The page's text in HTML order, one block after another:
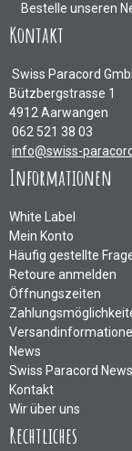
Bestelle unseren
Kontakt
Swiss Paracord
Bützbergstrasse 1
4912 Aarwangen
062 521 38 03
info@swiss-
Informationen
White Label
Mein Konto
Häufig gestellte
Retoure anmelden
Öffnungszeiten
News
Swiss Paracord
Kontakt
Wir über uns
Rechtliches